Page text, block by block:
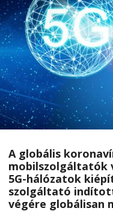
A globális
mobilszolgáltatók
5G-hálózatok
szolgáltató
végére globálisan